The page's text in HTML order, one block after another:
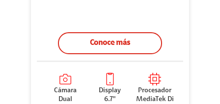
Conoce más
Cámara
Dual
Display
6.7"
Procesador
MediaTek Di